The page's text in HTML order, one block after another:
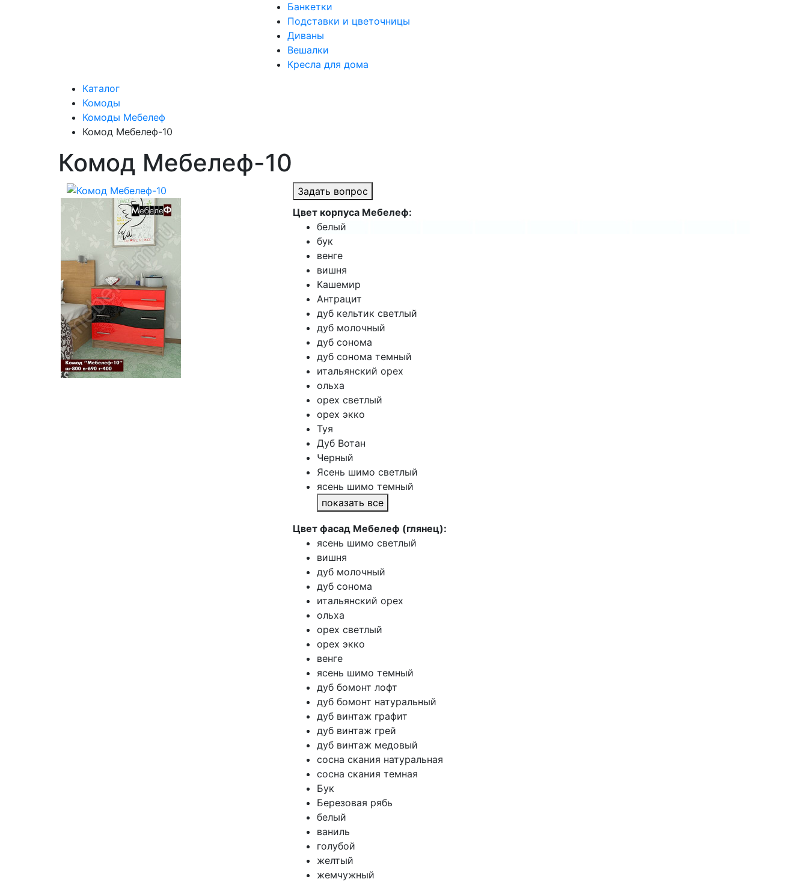
Банкетки
Подставки и цветочницы
Диваны
Вешалки
Кресла для дома
Каталог
Комоды
Комоды Мебелеф
Комод Мебелеф-10
Комод Мебелеф-10
Задать вопрос
Цвет корпуса Мебелеф:
белый
бук
венге
вишня
Кашемир
Антрацит
дуб кельтик светлый
дуб молочный
дуб сонома
дуб сонома темный
итальянский орех
ольха
орех светлый
орех экко
Туя
Дуб Вотан
Черный
Ясень шимо светлый
ясень шимо темный
показать все
Цвет фасад Мебелеф (глянец):
ясень шимо светлый
вишня
дуб молочный
дуб сонома
итальянский орех
ольха
орех светлый
орех экко
венге
ясень шимо темный
дуб бомонт лофт
дуб бомонт натуральный
дуб винтаж графит
дуб винтаж грей
дуб винтаж медовый
сосна скания натуральная
сосна скания темная
Бук
Березовая рябь
белый
ваниль
голубой
желтый
жемчужный